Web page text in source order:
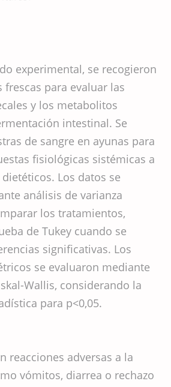
experimental, se recogieron
frescas para evaluar las
y los metabolitos
intestinal. Se
de sangre en ayunas para
fisiológicas sistémicas a
Los datos se
análisis de varianza
los tratamientos,
de Tukey cuando se
significativas. Los
se evaluaron mediante
Wallis, considerando la
para p<0,05.
reacciones adversas a la
vómitos, diarrea o rechazo